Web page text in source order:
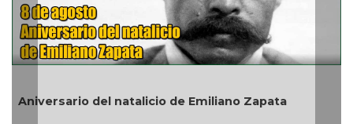
En marcha trabajos de rehabilitación en avenida
de Noviembre; habrá reducción a un carril